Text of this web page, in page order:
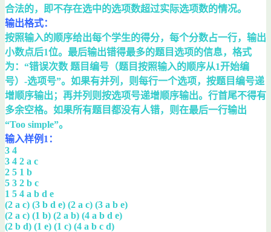
合法的，即不存在选中的选项数超过实际选项数的情况。
输出格式：
按照输入的顺序给出每个学生的得分，每个分数占一行，输出
小数点后1位。最后输出错得最多的题目选项的信息，格式
为：“错误次数 题目编号（题目按照输入的顺序从1开始编
号）-选项号”。如果有并列，则每行一个选项，按题目编号递
增顺序输出；再并列则按选项号递增顺序输出。行首尾不得有
多余空格。如果所有题目都没有人错，则在最后一行输出
“Too simple”。
输入样例1：
3 4
3 4 2 a c
2 5 1 b
5 3 2 b c
1 5 4 a b d e
(2 a c) (3 b d e) (2 a c) (3 a b e)
(2 a c) (1 b) (2 a b) (4 a b d e)
(2 b d) (1 e) (1 c) (4 a b c d)